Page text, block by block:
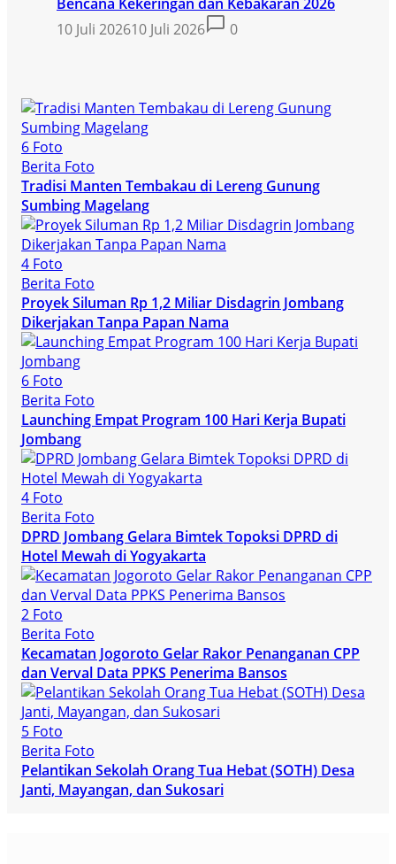
10 Juli 202610 Juli 2026 0
6 Foto
Berita Foto
Tradisi Manten Tembakau di Lereng Gunung
Sumbing Magelang
4 Foto
Berita Foto
Proyek Siluman Rp 1,2 Miliar Disdagrin Jombang
Dikerjakan Tanpa Papan Nama
6 Foto
Berita Foto
Launching Empat Program 100 Hari Kerja Bupati
Jombang
4 Foto
Berita Foto
DPRD Jombang Gelara Bimtek Topoksi DPRD di
Hotel Mewah di Yogyakarta
2 Foto
Berita Foto
Kecamatan Jogoroto Gelar Rakor Penanganan CPP
dan Verval Data PPKS Penerima Bansos
5 Foto
Berita Foto
Pelantikan Sekolah Orang Tua Hebat (SOTH) Desa
Janti, Mayangan, dan Sukosari